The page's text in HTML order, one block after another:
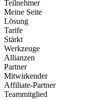
Teilnehmer
Meine Seite
Lösung
Tarife
Stärkt
Werkzeuge
Allianzen
Partner
Mitwirkender
Affiliate-Partner
Teammitglied